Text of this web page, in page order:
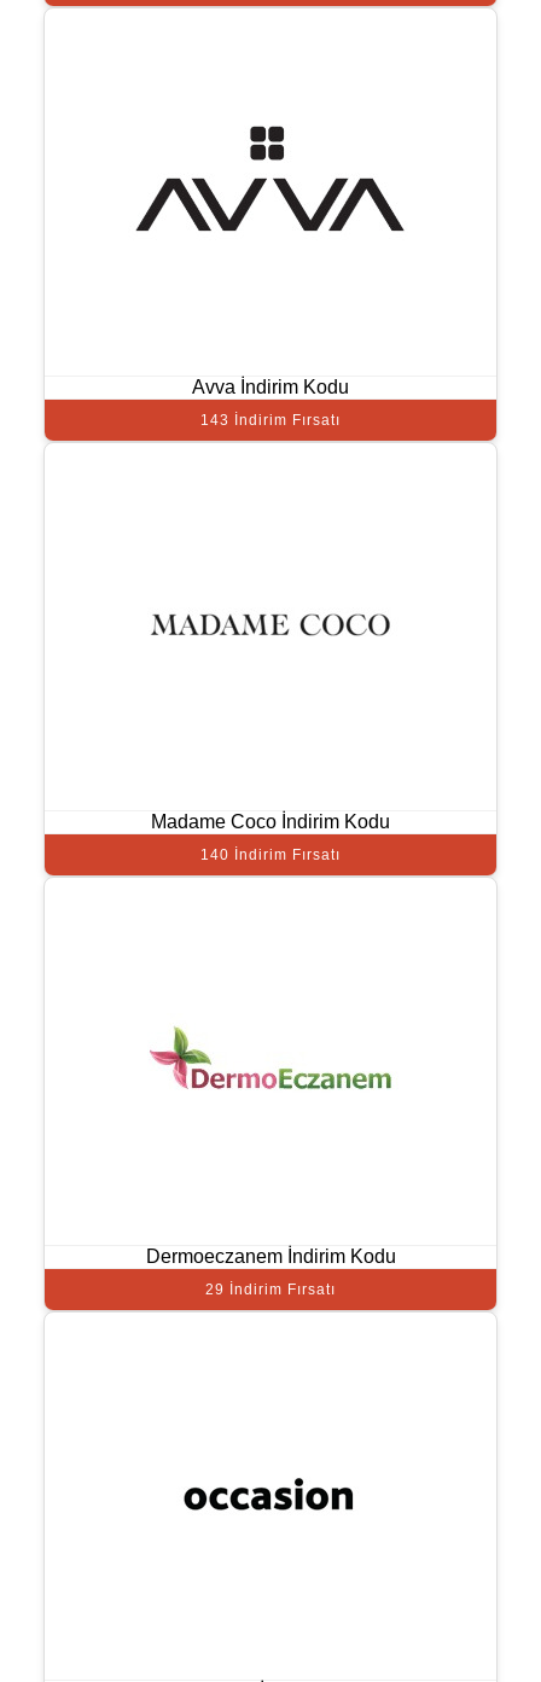
Avva İndirim Kodu
143 İndirim Fırsatı
Madame Coco İndirim Kodu
140 İndirim Fırsatı
Dermoeczanem İndirim Kodu
29 İndirim Fırsatı